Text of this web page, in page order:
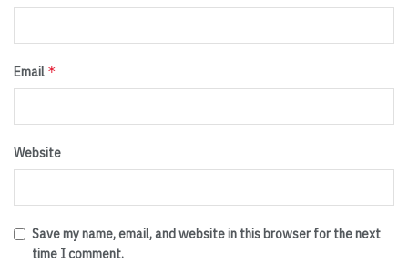
Email *
Website
Save my name, email, and website in this browser for the next
time I comment.